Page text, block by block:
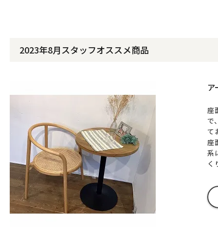
2023年8月スタッフオススメ商品
座
で
て
座
系
く